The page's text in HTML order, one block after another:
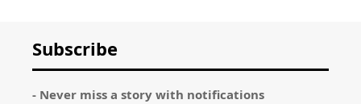
Subscribe
- Never miss a story with notifications